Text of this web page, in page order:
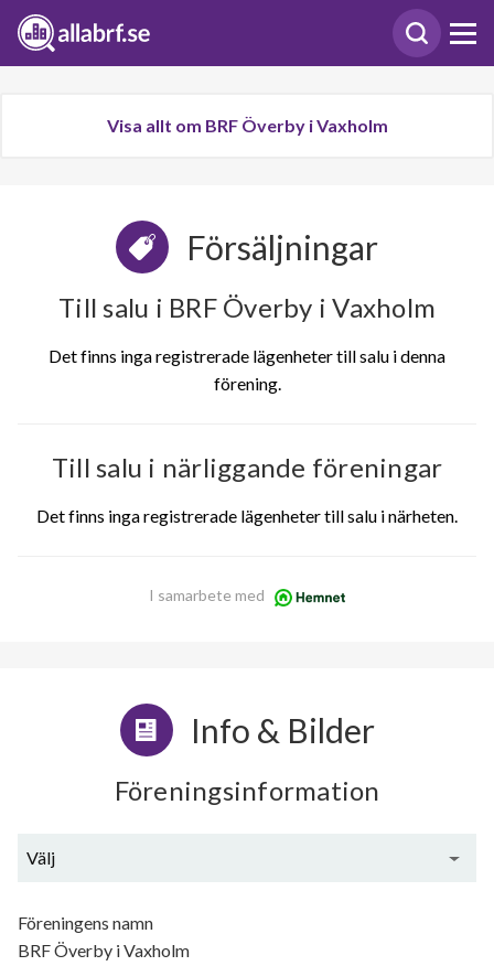
Visa allt om BRF Överby i Vaxholm
Försäljningar
Till salu i BRF Överby i Vaxholm
Det finns inga registrerade lägenheter till salu i denna
förening.
Till salu i närliggande föreningar
Det finns inga registrerade lägenheter till salu i närheten.
I samarbete med
Info & Bilder
Föreningsinformation
Välj
Föreningens namn
BRF Överby i Vaxholm